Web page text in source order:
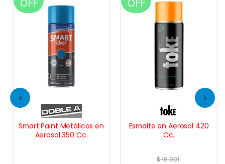
OFF
Smart Paint Metálicos en
Aerosol 350 Cc.
OFF
Esmalte en Aerosol 420
Cc.
$16.001